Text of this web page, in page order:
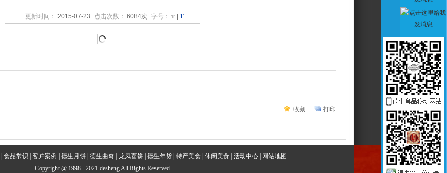
更新时间： 2015-07-23 点击次数： 6084次 字号： T T
收藏 打印
食品常识 客户案例 德生月饼 德生曲奇 龙凤喜饼 德生年货 特产美食 休闲美食 活动中心
网站地图
Copyright @ 1998 - 2021 desheng All Rights Reserved